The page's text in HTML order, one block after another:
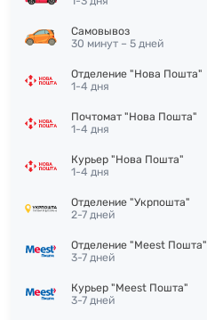
Самовывоз
30 минут – 5 дней
Отделение "Нова Пошта"
1-4 дня
Почтомат "Нова Пошта"
1-4 дня
Курьер "Нова Пошта"
1-4 дня
Отделение "Укрпошта"
2-7 дней
Отделение "Meest Пошта"
3-7 дней
Курьер "Meest Пошта"
3-7 дней